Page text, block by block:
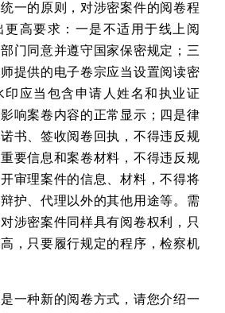
一的原则，对涉密案件的阅卷程
更高要求：一是不适用于线上阅
门同意并遵守国家保密规定；三
提供的电子卷宗应当设置阅读密
印应当包含申请人姓名和执业证
响案卷内容的正常显示；四是律
书、签收阅卷回执，不得违反规
要信息和案卷材料，不得违反规
审理案件的信息、材料，不得将
护、代理以外的其他用途等。需
涉密案件同样具有阅卷权利，只
，只要履行规定的程序，检察机
种新的阅卷方式，请您介绍一